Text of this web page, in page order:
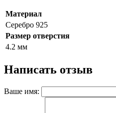
Материал
Серебро 925
Размер отверстия
4.2 мм
Написать отзыв
Ваше имя: